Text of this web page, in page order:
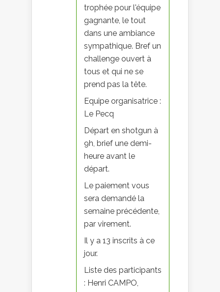
trophée pour l'équipe
gagnante, le tout
dans une ambiance
sympathique. Bref un
challenge ouvert à
tous et qui ne se
prend pas la tête.
Equipe organisatrice :
Le Pecq
Départ en shotgun à
9h, brief une demi-
heure avant le
départ.
Le paiement vous
sera demandé la
semaine précédente,
par virement.
Il y a 13 inscrits à ce
jour.
Liste des participants
: Henri CAMPO,